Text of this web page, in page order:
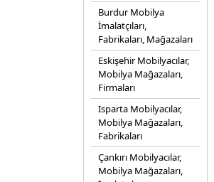
Burdur Mobilya
İmalatçıları,
Fabrikaları, Mağazaları
Eskişehir Mobilyacılar,
Mobilya Mağazaları,
Firmaları
Isparta Mobilyacılar,
Mobilya Mağazaları,
Fabrikaları
Çankırı Mobilyacılar,
Mobilya Mağazaları,